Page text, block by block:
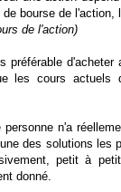
bourse de l'action,
de l'action)
préférable
les cours actuels
n'a
des solutions
petit à
donné.